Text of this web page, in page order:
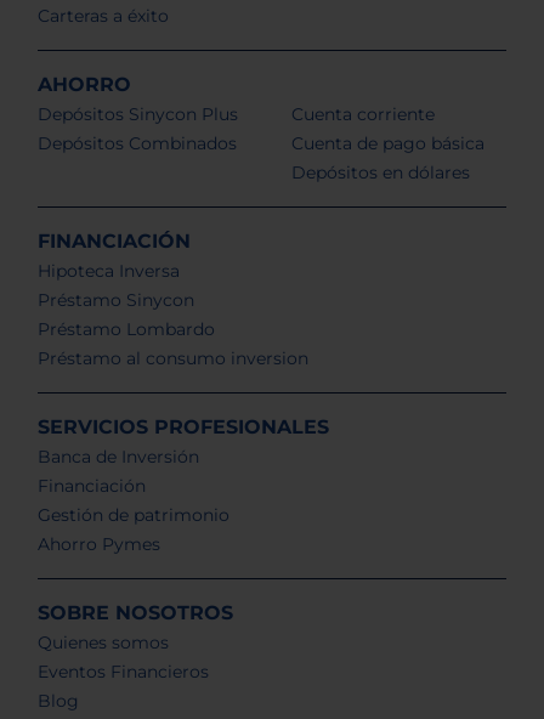
Carteras a éxito
AHORRO
Depósitos Sinycon Plus
Depósitos Combinados
Cuenta corriente
Cuenta de pago básica
Depósitos en dólares
FINANCIACIÓN
Hipoteca Inversa
Préstamo Sinycon
Préstamo Lombardo
Préstamo al consumo inversion
SERVICIOS PROFESIONALES
Banca de Inversión
Financiación
Gestión de patrimonio
Ahorro Pymes
SOBRE NOSOTROS
Quienes somos
Eventos Financieros
Blog